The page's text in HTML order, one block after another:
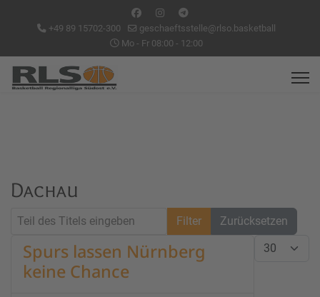
+49 89 15702-300
geschaeftsstelle@rlso.basketball
Mo - Fr 08:00 - 12:00
Dachau
Teil des Titels eingeben
Filter Zurücksetzen
Anzeige #
Spurs lassen Nürnberg
keine Chance